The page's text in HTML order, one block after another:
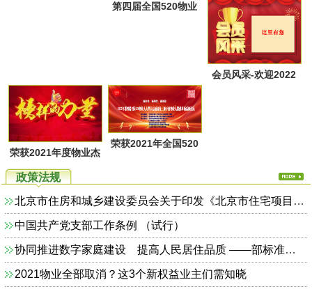
第四届全国520物业
州又一次共同点燃起
物业经理人分会的圣
火，开启了旅居养老
的融合新思路！
会员风采-欢迎2022
荣获2021年度物业杰
出职业经理人系列活
动评选名单
荣获2021年全国520
列评选名单
政策法规
北京市住房和城乡建设委员会关于印发《北京市住宅项目物业服务综合监管实施方案（试行）》的通知
中国共产党支部工作条例 （试行）
协同推进数字家庭建设 提高人民居住品质 ——部标准定额司相关负责人解读《关于加快发展数字家庭 提高居住品质的指导意见》
2021物业全部取消？这3个新权益业主们需知晓